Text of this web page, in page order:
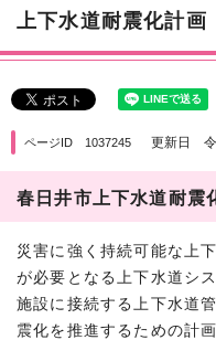
上下水道耐震化計画
ページID 1037245 更新日 令
春日井市上下水道耐震
災害に強く持続可能な上
が必要となる上下水道シ
施設に接続する上下水道
震化を推進するための計